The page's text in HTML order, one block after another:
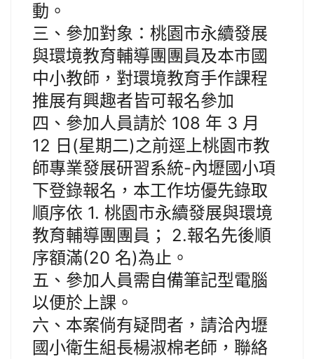
動。
三、參加對象：桃園市永續發展
與環境教育輔導團團員及本市國
中小教師，對環境教育手作課程
推展有興趣者皆可報名參加
四、參加人員請於 108 年 3 月
12 日(星期二)之前逕上桃園市教
師專業發展研習系統-內壢國小項
下登錄報名，本工作坊優先錄取
順序依 1. 桃園市永續發展與環境
教育輔導團團員； 2.報名先後順
序額滿(20 名)為止。
五、參加人員需自備筆記型電腦
以便於上課。
六、本案倘有疑問者，請洽內壢
國小衛生組長楊淑棉老師，聯絡